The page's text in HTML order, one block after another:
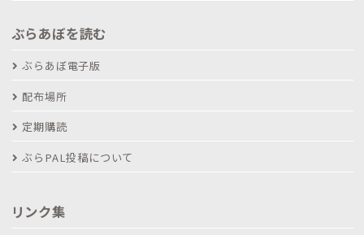
ぶらあぼを読む
ぶらあぼ電子版
配布場所
定期購読
ぶらPAL投稿について
リンク集